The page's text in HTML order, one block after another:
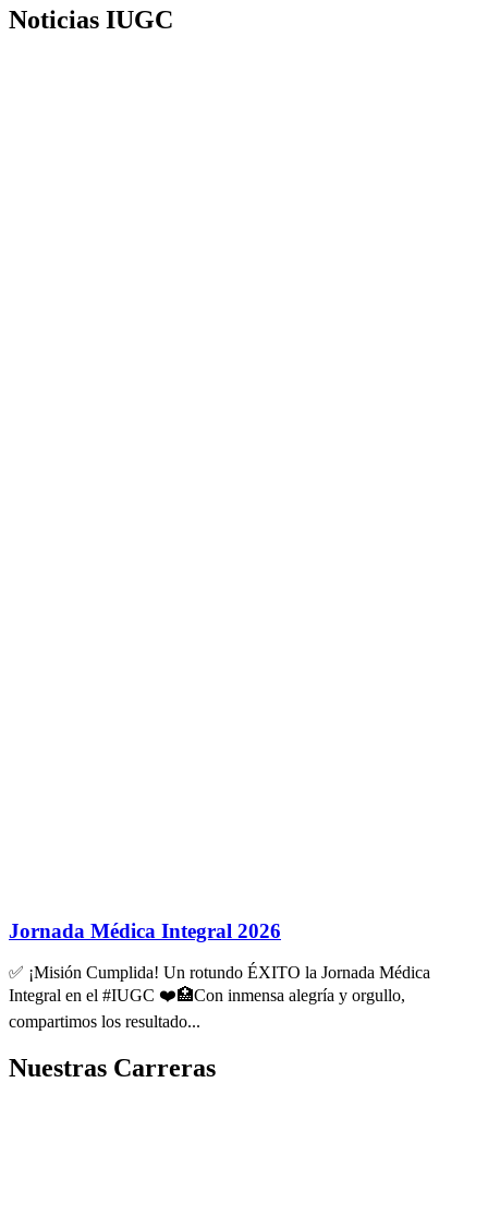
Noticias IUGC
Jornada Médica Integral 2026
✅ ¡Misión Cumplida! Un rotundo ÉXITO la Jornada Médica
Integral en el #IUGC ❤️🏥Con inmensa alegría y orgullo,
compartimos los resultado...
Nuestras Carreras